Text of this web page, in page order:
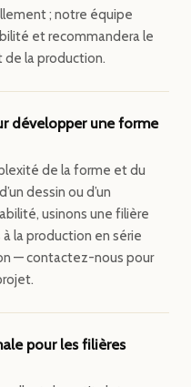
; notre équipe
et recommandera le
de la production.
développer une forme
de la forme et du
dessin ou d’un
usinons une filière
la production en série
— contactez-nous pour
pour les filières